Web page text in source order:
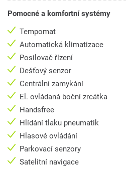
Pomocné a komfortní systémy
Tempomat
Automatická klimatizace
Posilovač řízení
Dešťový senzor
Centrální zamykání
El. ovládaná boční zrcátka
Handsfree
Hlídání tlaku pneumatik
Hlasové ovládání
Parkovací senzory
Satelitní navigace